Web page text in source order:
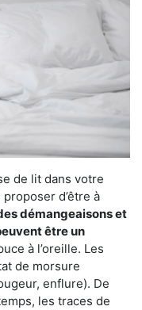
de lit dans votre
d’être à
démangeaisons et
être un
à l’oreille. Les
de morsure
enflure). De
les traces de